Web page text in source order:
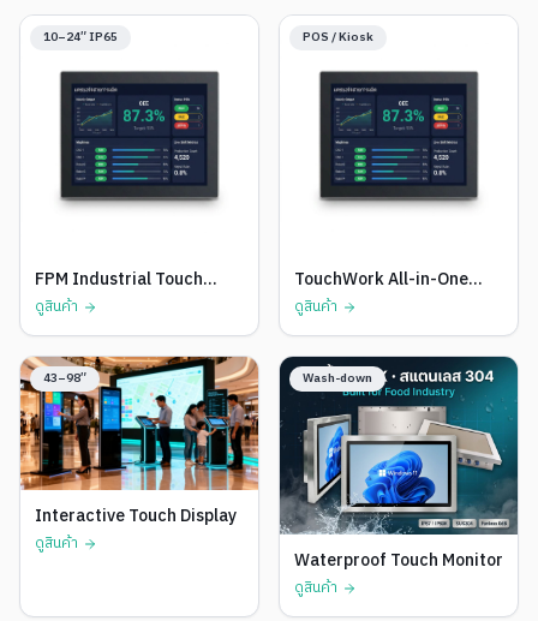
10–24″ IP65
FPM Industrial Touch
Monitor
ดูสินค้า
POS / Kiosk
TouchWork All-in-One
Monitor
ดูสินค้า
43–98″
Interactive Touch Display
ดูสินค้า
Wash-down
Waterproof Touch Monitor
ดูสินค้า